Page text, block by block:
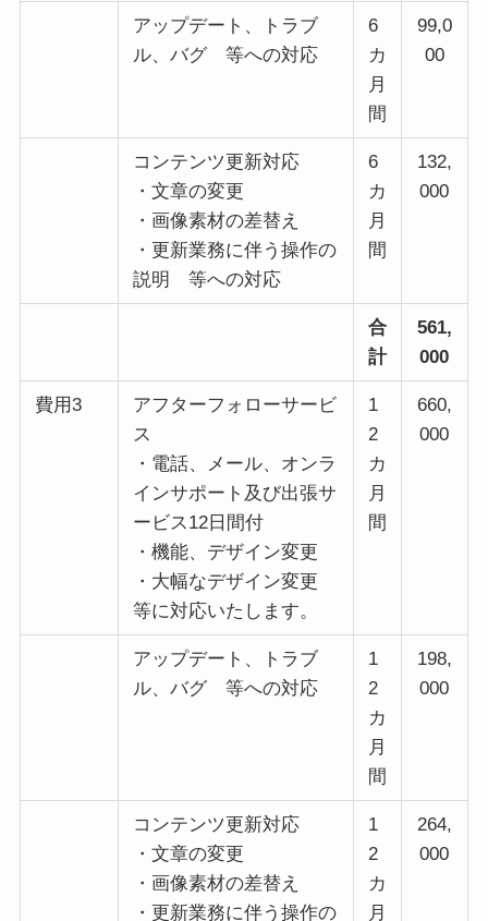
アップデート、トラブ
ル、バグ 等への対応
6
カ
月
間
99,0
00
コンテンツ更新対応
・文章の変更
・画像素材の差替え
・更新業務に伴う操作の
説明 等への対応
6
カ
月
間
132,
000
合
計
561,
000
費用3
アフターフォローサービ
ス
・電話、メール、オンラ
インサポート及び出張サ
ービス12日間付
・機能、デザイン変更
・大幅なデザイン変更
等に対応いたします。
1
2
カ
月
間
660,
000
アップデート、トラブ
ル、バグ 等への対応
1
2
カ
月
間
198,
000
コンテンツ更新対応
・文章の変更
・画像素材の差替え
・更新業務に伴う操作の
1
2
カ
月
264,
000